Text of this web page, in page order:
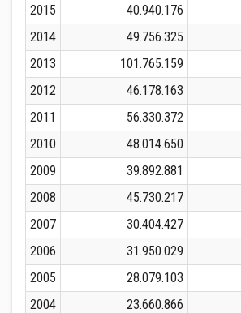
2015
40.940.176
2014
49.756.325
2013
101.765.159
2012
46.178.163
2011
56.330.372
2010
48.014.650
2009
39.892.881
2008
45.730.217
2007
30.404.427
2006
31.950.029
2005
28.079.103
2004
23.660.866